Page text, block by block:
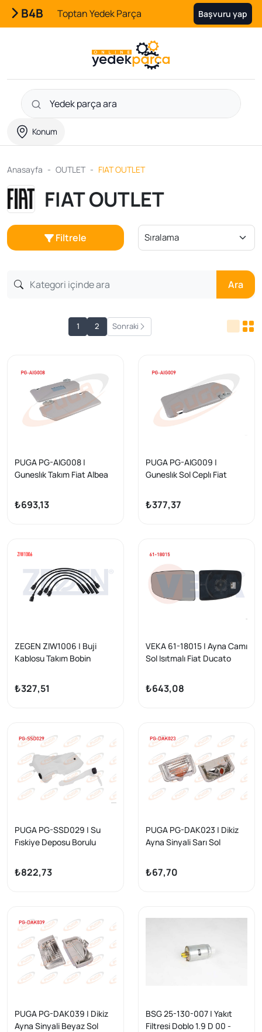
B4B Toptan Yedek Parça Başvuru yap
Konum
Anasayfa OUTLET FIAT OUTLET
FIAT OUTLET
Filtrele
Ara
1 2 Sonraki
PUGA PG-AIG008 |
Guneslık Takım Fiat Albea
₺693,13
PUGA PG-AIG009 |
Guneslık Sol Ceplı Fiat
₺377,37
ZEGEN ZIW1006 | Buji
Kablosu Takım Bobin
1993-2002 / Kartal 1.6 8V
1993-2002 / Sahın 1.6 8V
₺327,51
VEKA 61-18015 | Ayna Camı
Sol Isıtmalı Fiat Ducato
2006-/ Citroen Jumper
2006 -
₺643,08
PUGA PG-SSD029 | Su
Fıskiye Deposu Borulu
Nemo
₺822,73
PUGA PG-DAK023 | Dikiz
Ayna Sinyali Sarı Sol
Jumper III
₺67,70
PUGA PG-DAK039 | Dikiz
Ayna Sinyali Beyaz Sol
BSG 25-130-007 | Yakıt
Filtresi Doblo 1.9 D 00 -